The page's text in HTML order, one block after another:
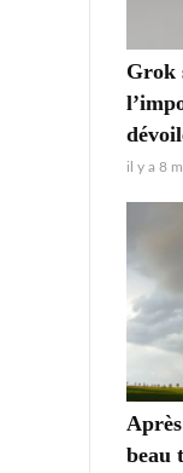
Grok
il y a 8
beau